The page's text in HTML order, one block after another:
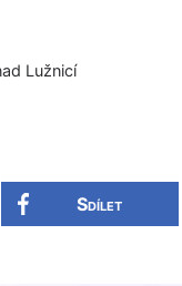
Lužnicí
Sdílet